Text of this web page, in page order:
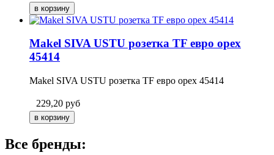
Makel SIVA USTU розетка TF евро орех
45414
Makel SIVA USTU розетка TF евро орех 45414
229,20 руб
Все бренды: